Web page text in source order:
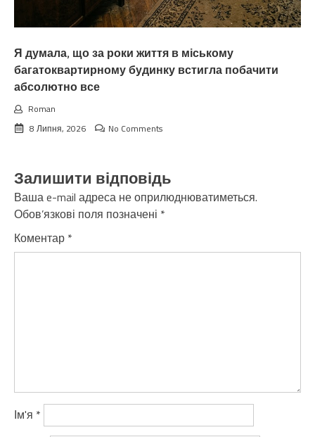
Я думала, що за роки життя в міському
багатоквартирному будинку встигла побачити
абсолютно все
Roman
8 Липня, 2026
No Comments
Залишити відповідь
Ваша e-mail адреса не оприлюднюватиметься.
Обов’язкові поля позначені *
Коментар *
Ім'я *